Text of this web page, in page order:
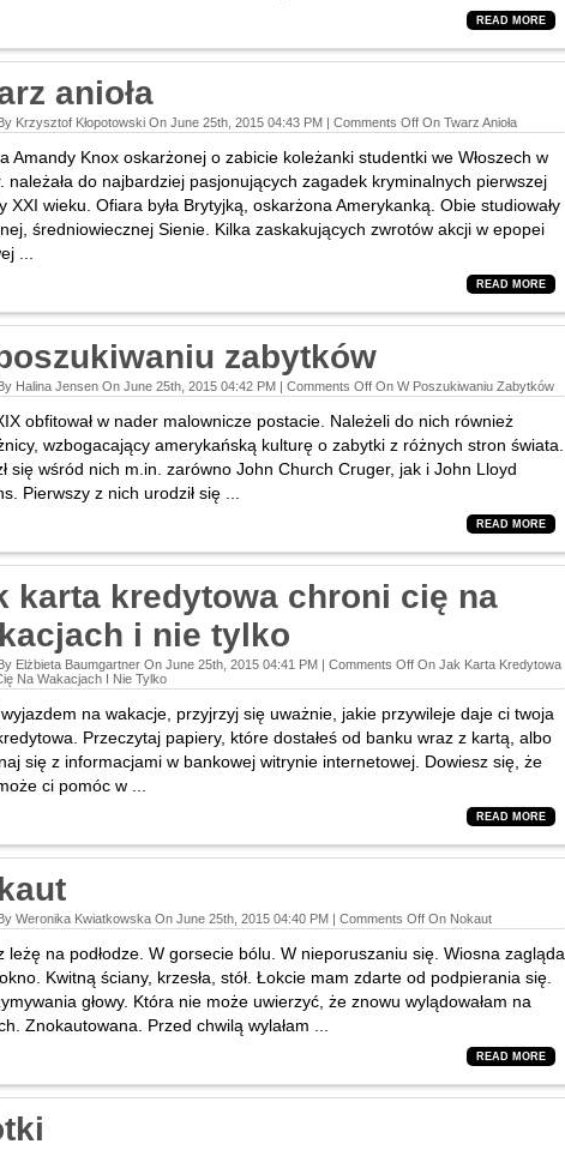
READ MORE
anioła
Krzysztof Kłopotowski On June 25th, 2015 04:43 PM | Comments Off On Twarz Anioła
Amandy Knox oskarżonej o zabicie koleżanki studentki we Włoszech w
należała do najbardziej pasjonujących zagadek kryminalnych pierwszej
XXI wieku. Ofiara była Brytyjką, oskarżona Amerykanką. Obie studiowały
średniowiecznej Sienie. Kilka zaskakujących zwrotów akcji w epopei
...
READ MORE
zabytków
Halina Jensen On June 25th, 2015 04:42 PM | Comments Off On W Poszukiwaniu Zabytków
obfitował w nader malownicze postacie. Należeli do nich również
wzbogacający amerykańską kulturę o zabytki z różnych stron świata.
się wśród nich m.in. zarówno John Church Cruger, jak i John Lloyd
Pierwszy z nich urodził się ...
READ MORE
karta kredytowa chroni cię na
i nie tylko
Elżbieta Baumgartner On June 25th, 2015 04:41 PM | Comments Off On Jak Karta Kredytowa
Na Wakacjach I Nie Tylko
na wakacje, przyjrzyj się uważnie, jakie przywileje daje ci twoja
Przeczytaj papiery, które dostałeś od banku wraz z kartą, albo
się z informacjami w bankowej witrynie internetowej. Dowiesz się, że
ci pomóc w ...
READ MORE
Weronika Kwiatkowska On June 25th, 2015 04:40 PM | Comments Off On Nokaut
leżę na podłodze. W gorsecie bólu. W nieporuszaniu się. Wiosna zagląda
Kwitną ściany, krzesła, stół. Łokcie mam zdarte od podpierania się.
głowy. Która nie może uwierzyć, że znowu wylądowałam na
Znokautowana. Przed chwilą wylałam ...
READ MORE